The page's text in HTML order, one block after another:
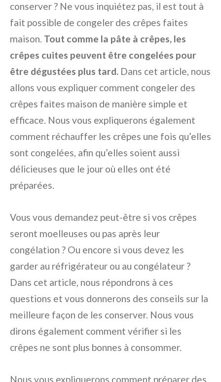
conserver ? Ne vous inquiétez pas, il est tout à
fait possible de congeler des crêpes faites
maison. Tout comme la pâte à crêpes, les
crêpes cuites peuvent être congelées pour
être dégustées plus tard. Dans cet article, nous
allons vous expliquer comment congeler des
crêpes faites maison de manière simple et
efficace. Nous vous expliquerons également
comment réchauffer les crêpes une fois qu’elles
sont congelées, afin qu’elles soient aussi
délicieuses que le jour où elles ont été
préparées.
Vous vous demandez peut-être si vos crêpes
seront moelleuses ou pas après leur
congélation ? Ou encore si vous devez les
garder au réfrigérateur ou au congélateur ?
Dans cet article, nous répondrons à ces
questions et vous donnerons des conseils sur la
meilleure façon de les conserver. Nous vous
dirons également comment vérifier si les
crêpes ne sont plus bonnes à consommer.
Nous vous expliquerons comment préparer des